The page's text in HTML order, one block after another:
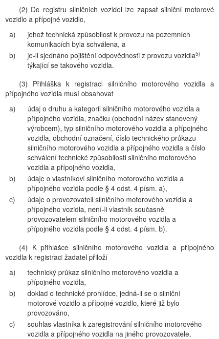
(2) Do registru silničních vozidel lze zapsat silniční motorové
vozidlo a přípojné vozidlo,
a)
jehož technická způsobilost k provozu na pozemních
komunikacích byla schválena, a
b)
je-li sjednáno pojištění odpovědnosti z provozu vozidla5)
týkající se takového vozidla.
(3) Přihláška k registraci silničního motorového vozidla a
přípojného vozidla musí obsahovat
a)
údaj o druhu a kategorii silničního motorového vozidla a
přípojného vozidla, značku (obchodní název stanovený
výrobcem), typ silničního motorového vozidla a přípojného
vozidla, obchodní označení, číslo technického průkazu
silničního motorového vozidla a přípojného vozidla a číslo
schválení technické způsobilosti silničního motorového
vozidla a přípojného vozidla,
b)
údaje o vlastníkovi silničního motorového vozidla a
přípojného vozidla podle § 4 odst. 4 písm. a),
c)
údaje o provozovateli silničního motorového vozidla a
přípojného vozidla, není-li vlastník současně
provozovatelem silničního motorového vozidla a
přípojného vozidla podle § 4 odst. 4 písm. b).
(4) K přihlášce silničního motorového vozidla a přípojného
vozidla k registraci žadatel přiloží
a)
technický průkaz silničního motorového vozidla a
přípojného vozidla,
b)
doklad o technické prohlídce, jedná-li se o silniční
motorové vozidlo a přípojné vozidlo, které již bylo
provozováno,
c)
souhlas vlastníka k zaregistrování silničního motorového
vozidla a přípojného vozidla na jiného provozovatele,